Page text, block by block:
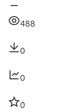
488
0
0
0